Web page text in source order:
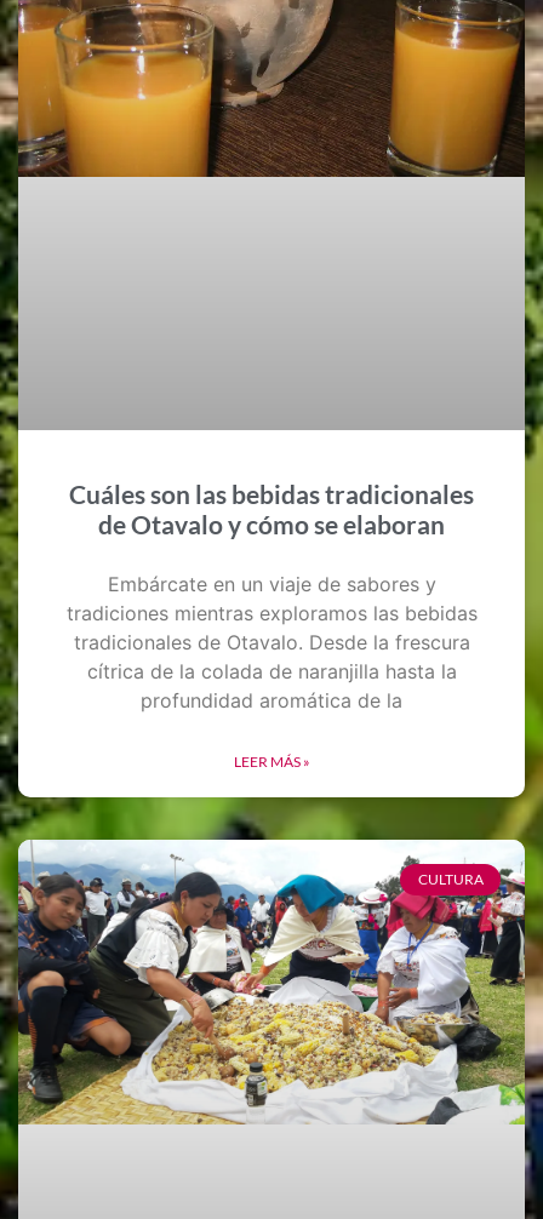
Cuáles son las bebidas tradicionales
de Otavalo y cómo se elaboran
Embárcate en un viaje de sabores y
tradiciones mientras exploramos las bebidas
tradicionales de Otavalo. Desde la frescura
cítrica de la colada de naranjilla hasta la
profundidad aromática de la
LEER MÁS »
CULTURA